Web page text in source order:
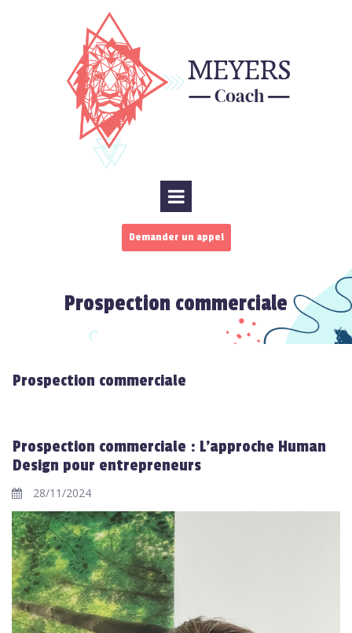
Demander un appel
Prospection commerciale
Prospection commerciale
Prospection commerciale : L'approche Human
Design pour entrepreneurs
28/11/2024